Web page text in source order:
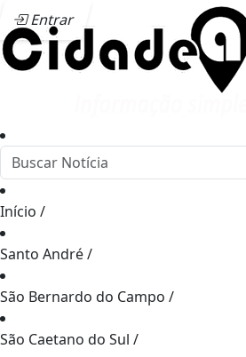
Entrar
Início /
Santo André/
São Bernardo do Campo /
São Caetano do Sul /